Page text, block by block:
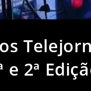
e 2ª